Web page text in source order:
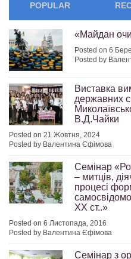
POPULAR
«Майдан
Posted on 6
Posted by
Виставка
державних
В.Д.Чайки
Posted on 21 Жовтня, 2024
Posted by Валентина Єфімова
Семінар
– митців,
процесі
ХХ ст..»
Posted on 6 Листопада, 2016
Posted by Валентина Єфімова
Семінар з